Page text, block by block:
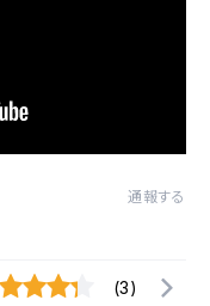
通報する
(3)